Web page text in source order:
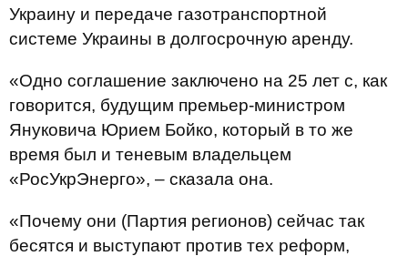
Украину и передаче газотранспортной
системе Украины в долгосрочную аренду.
«Одно соглашение заключено на 25 лет с, как
говорится, будущим премьер-министром
Януковича Юрием Бойко, который в то же
время был и теневым владельцем
«РосУкрЭнерго», – сказала она.
«Почему они (Партия регионов) сейчас так
бесятся и выступают против тех реформ,